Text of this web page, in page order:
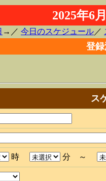
2025年6
→／ 今日のスケジュール ／
登
ス
時 分 ～